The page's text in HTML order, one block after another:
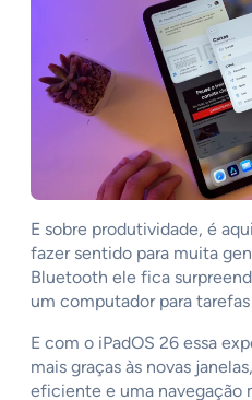
E sobre produtividade, é
fazer sentido para muita
Bluetooth ele fica
um computador para tarefas
E com o iPadOS 26 essa
mais graças às novas
eficiente e uma navegação